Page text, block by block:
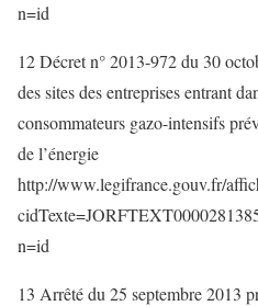
n=id
12 Décret n° 2013-972 du 30
des sites des entreprises entrant
consommateurs gazo-intensifs
de l’énergie
http://www.legifrance.gouv.fr/
n=id
13 Arrêté du 25 septembre 2013